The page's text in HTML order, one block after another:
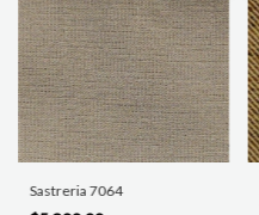
Sastreria 7064